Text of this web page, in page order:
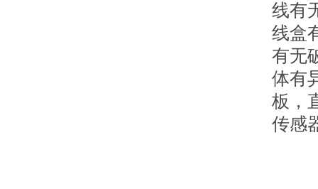
线有
线盒
有无
体有
板，
传感